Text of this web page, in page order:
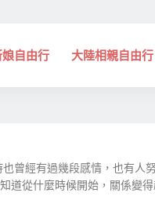
自由行 大陸相親自由行
曾經有過幾段感情，也有人
道從什麼時候開始，關係變得